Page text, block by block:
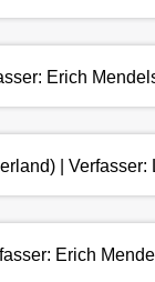
Erich
|
Erich